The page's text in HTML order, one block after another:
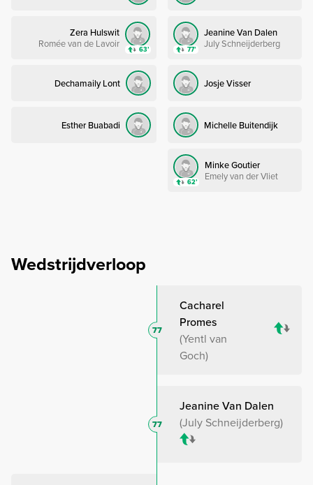
Zera Hulswit
Romée van de Lavoir
63’
Dechamaily Lont
Esther Buabadi
Jeanine Van Dalen
July Schneijderberg
77’
Josje Visser
Michelle Buitendijk
Minke Goutier
Emely van der Vliet
62’
Wedstrijdverloop
Cacharel
Promes
Yentl van
Goch
77
Jeanine Van Dalen
July Schneijderberg
77